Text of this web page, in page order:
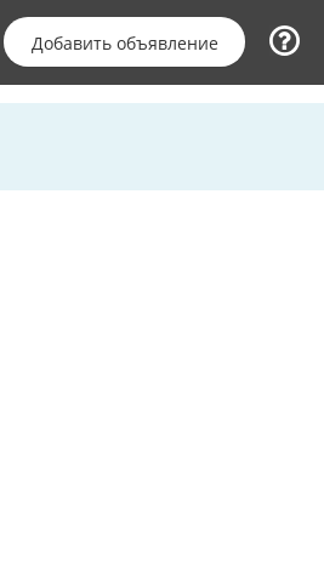
Добавить объявление